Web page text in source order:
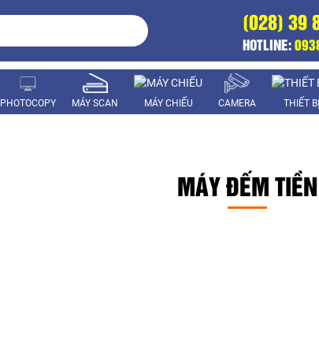
(028) 39
HOTLINE:
PHOTOCOPY MÁY SCAN MÁY CHIẾU CAMERA THIẾT
MÁY ĐẾM TIỀN